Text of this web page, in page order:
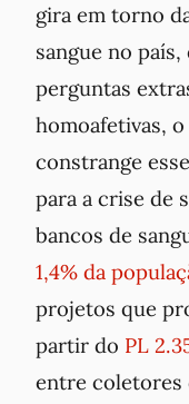
gira em torno
sangue no
perguntas
homoafetivas,
constrange
para a crise de
bancos de
1,4% da
projetos que
partir do PL
entre coletores